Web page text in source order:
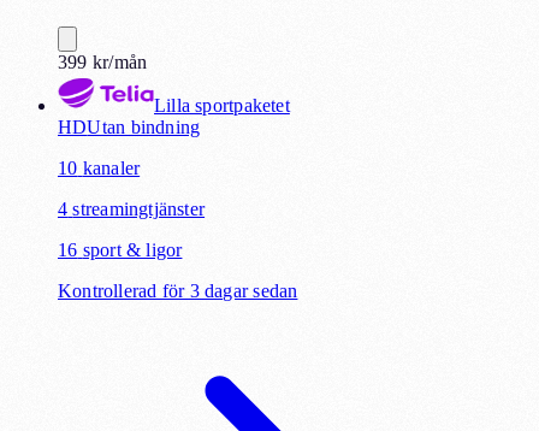
399 kr/mån
Lilla sportpaketet
HDUtan bindning
10 kanaler
4 streamingtjänster
16 sport & ligor
Kontrollerad för 3 dagar sedan